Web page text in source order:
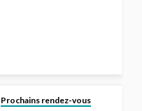
Prochains rendez-vous